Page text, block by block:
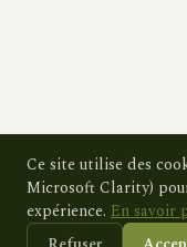
Ce site utilise des
Microsoft Clarity)
expérience. En savoir